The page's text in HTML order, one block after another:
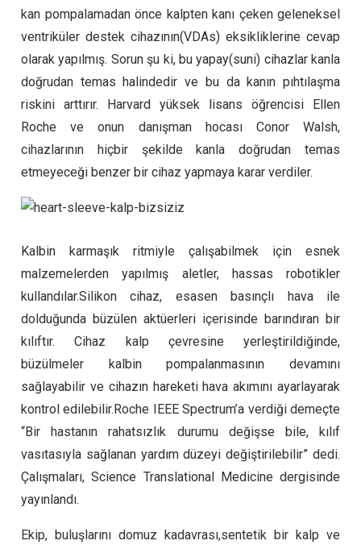
kan pompalamadan önce kalpten kanı çeken geleneksel
ventriküler destek cihazının(VDAs) eksikliklerine cevap
olarak yapılmış. Sorun şu ki, bu yapay(suni) cihazlar kanla
doğrudan temas halindedir ve bu da kanın pıhtılaşma
riskini arttırır. Harvard yüksek lisans öğrencisi Ellen
Roche ve onun danışman hocası Conor Walsh,
cihazlarının hiçbir şekilde kanla doğrudan temas
etmeyeceği benzer bir cihaz yapmaya karar verdiler.
Kalbin karmaşık ritmiyle çalışabilmek için esnek
malzemelerden yapılmış aletler, hassas robotikler
kullandılar.Silikon cihaz, esasen basınçlı hava ile
dolduğunda büzülen aktüerleri içerisinde barındıran bir
kılıftır. Cihaz kalp çevresine yerleştirildiğinde,
büzülmeler kalbin pompalanmasının devamını
sağlayabilir ve cihazın hareketi hava akımını ayarlayarak
kontrol edilebilir.Roche IEEE Spectrum’a verdiği demeçte
“Bir hastanın rahatsızlık durumu değişse bile, kılıf
vasıtasıyla sağlanan yardım düzeyi değiştirilebilir” dedi.
Çalışmaları, Science Translational Medicine dergisinde
yayınlandı.
Ekip, buluşlarını domuz kadavrası,sentetik bir kalp ve